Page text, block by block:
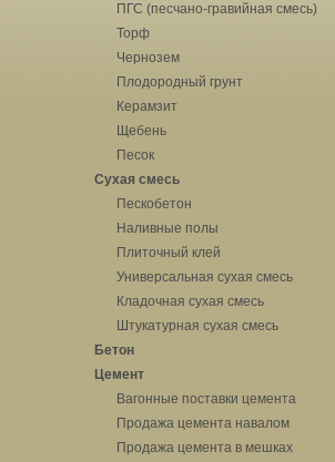
ПГС (песчано-гравийная смесь)
Торф
Чернозем
Плодородный грунт
Керамзит
Щебень
Песок
Сухая смесь
Пескобетон
Наливные полы
Плиточный клей
Универсальная сухая смесь
Кладочная сухая смесь
Штукатурная сухая смесь
Бетон
Цемент
Вагонные поставки цемента
Продажа цемента навалом
Продажа цемента в мешках